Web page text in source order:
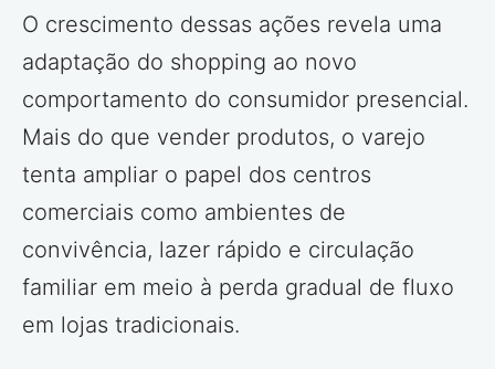
O crescimento dessas ações revela uma
adaptação do shopping ao novo
comportamento do consumidor presencial.
Mais do que vender produtos, o varejo
tenta ampliar o papel dos centros
comerciais como ambientes de
convivência, lazer rápido e circulação
familiar em meio à perda gradual de fluxo
em lojas tradicionais.